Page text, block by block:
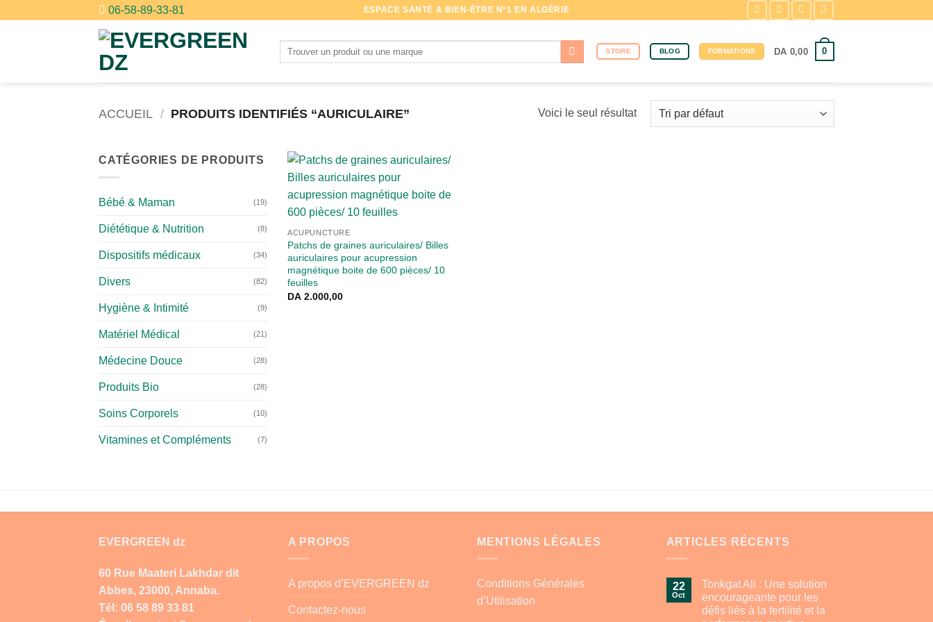
06-58-89-33-81 ESPACE SANTÉ & BIEN-ÊTRE N°1 EN ALGÉRIE
STORE BLOG FORMATIONS DA 0,00 0
ACCUEIL / PRODUITS IDENTIFIÉS “AURICULAIRE” Voici le seul résultat
CATÉGORIES DE PRODUITS
Bébé & Maman (19)
Diététique & Nutrition (8)
Dispositifs médicaux (34)
Divers (82)
Hygiène & Intimité (9)
Matériel Médical (21)
Médecine Douce (28)
Produits Bio (28)
Soins Corporels (10)
Vitamines et Compléments (7)
ACUPUNCTURE
Patchs de graines auriculaires/ Billes
auriculaires pour acupression
magnétique boite de 600 pièces/ 10
feuilles
DA 2.000,00
EVERGREEN dz
60 Rue Maateri Lakhdar dit
Abbes, 23000, Annaba.
Tél: 06 58 89 33 81
A PROPOS
A propos d’EVERGREEN dz
Contactez-nous
MENTIONS LÉGALES
Conditions Générales
d’Utilisation
ARTICLES RÉCENTS
22
Oct
Tonkgat Ali : Une solution
encourageante pour les
défis liés à la fertilité et la